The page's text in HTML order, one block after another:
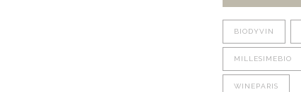
BIODYVIN
MILLESIMEBIO
WINEPARIS